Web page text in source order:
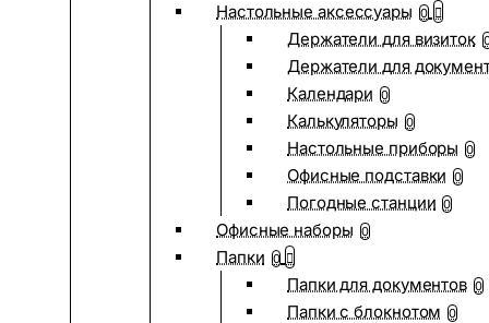
Настольные аксессуары 0
Держатели для визиток
Держатели для
Календари 0
Калькуляторы 0
Настольные приборы 0
Офисные подставки 0
Погодные станции 0
Офисные наборы 0
Папки 0
Папки для документов 0
Папки с блокнотом 0